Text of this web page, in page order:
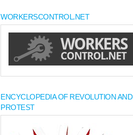
WORKERSCONTROL.NET
ENCYCLOPEDIA OF REVOLUTION AND
PROTEST